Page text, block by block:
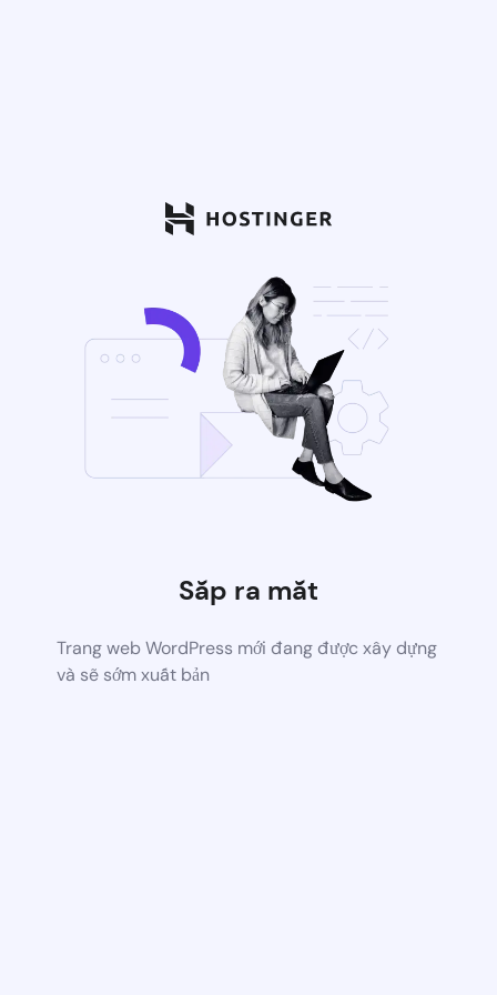
Sắp ra mắt
Trang web WordPress mới đang được xây dựng
và sẽ sớm xuất bản